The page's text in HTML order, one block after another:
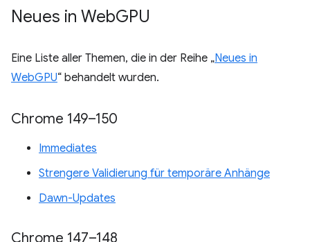
Neues in WebGPU
Eine Liste aller Themen, die in der Reihe „Neues in
WebGPU“ behandelt wurden.
Chrome 149–150
Immediates
Strengere Validierung für temporäre Anhänge
Dawn-Updates
Chrome 147–148